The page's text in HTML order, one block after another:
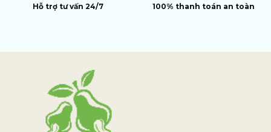
Hỗ trợ tư vấn 24/7 100% thanh toán an toàn